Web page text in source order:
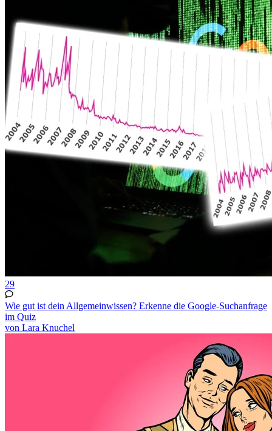
29
Wie gut ist dein Allgemeinwissen? Erkenne die Google-Suchanfrage
im Quiz
von Lara Knuchel